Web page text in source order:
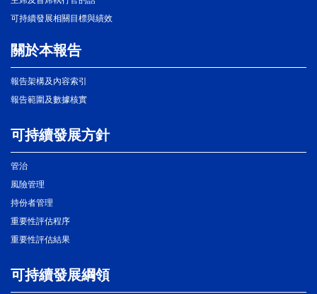
可持續發展相關目標與績效
關於本報告
報告架構及內容索引
報告範圍及數據核實
可持續發展方針
管治
風險管理
持份者管理
重要性評估程序
重要性評估結果
可持續發展綱領